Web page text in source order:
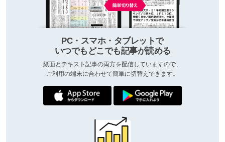
PC・スマホ・タブレットで
いつでもどこでも記事が読める
紙面とテキスト記事の両方を配信していますので、
ご利用の端末に合わせて簡単に切替えできます。